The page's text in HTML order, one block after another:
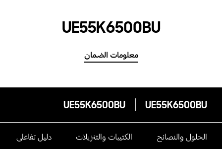
UE55K6500BU
معلومات الضمان
UE55K6500BU
UE55K6500BU
الحلول والنصائح الكتيبات والتنزيلات دليل تفاعلى